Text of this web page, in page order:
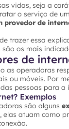
vidas, seja a
o serviço de um
provedor de
trazer essa
os mais
de
as operadoras
ou móveis. Por
pessoas para a
Exemplos
são alguns
atuam como